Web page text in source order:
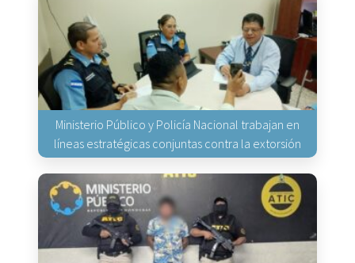
Ministerio Público y Policía Nacional trabajan en
líneas estratégicas conjuntas contra la extorsión